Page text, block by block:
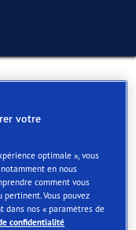
votre
optimale », vous
en nous
comment vous
Vous pouvez
dans nos « paramètres de
confidentialité